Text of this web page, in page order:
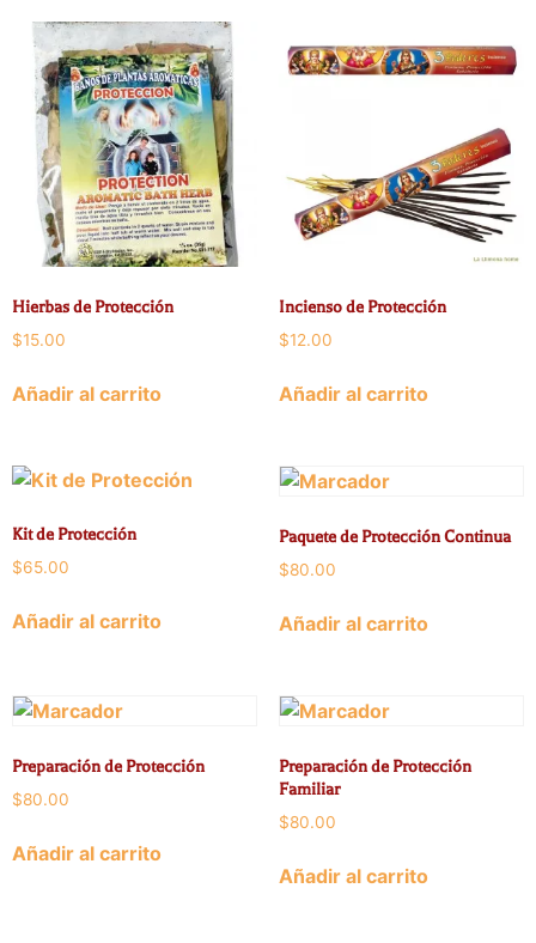
Hierbas de Protección
$15.00
Añadir al carrito
Incienso de Protección
$12.00
Añadir al carrito
Kit de Protección
$65.00
Añadir al carrito
Paquete de Protección Continua
$80.00
Añadir al carrito
Preparación de Protección
$80.00
Añadir al carrito
Preparación de Protección
Familiar
$80.00
Añadir al carrito